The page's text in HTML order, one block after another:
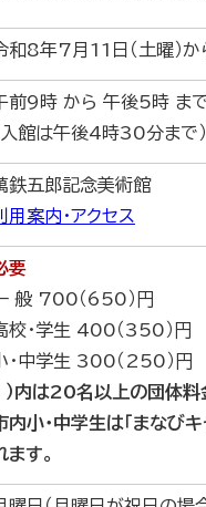
和8年7月11日（土曜）
前9時 から 午後5時 ま
入館は午後4時30分まで）
鉄五郎記念美術館
用案内・アクセス
要
般 700（650）円
校・学生 400（350）円
・中学生 300（250）円
）内は20名以上の団体料
内小・中学生は「まなび
ます。